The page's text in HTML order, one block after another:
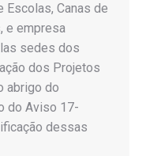
Canas de
e empresa
sedes dos
dos Projetos
abrigo do
do Aviso 17-
dessas